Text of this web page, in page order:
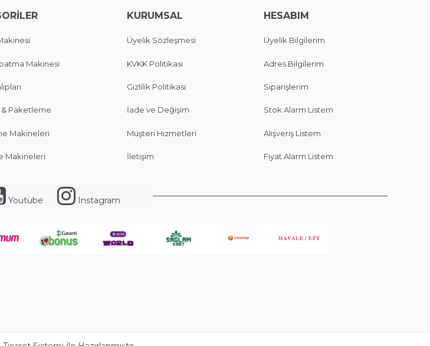
Makinesi
Paketleme
Makineleri
Makineleri
KURUMSAL
Üyelik Sözleşmesi
KVKK Politikası
Gizlilik Politikası
İade ve Değişim
Müşteri Hizmetleri
İletişim
HESABIM
Üyelik Bilgilerim
Adres Bilgilerim
Siparişlerim
Stok Alarm Listem
Alışveriş Listem
Fiyat Alarm Listem
Youtube Instagram